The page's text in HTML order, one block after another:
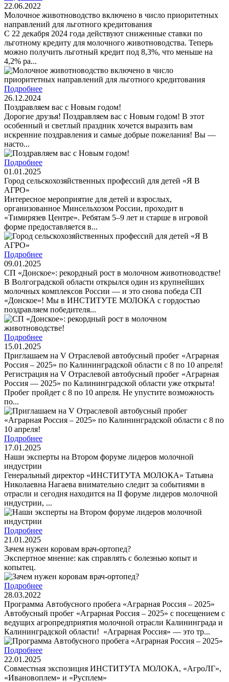
22.06.2022
Молочное животноводство включено в число приоритетных
направлений для льготного кредитования
С 22 декабря 2024 года действуют сниженные ставки по
льготному кредиту для молочного животноводства. Теперь
можно получить льготный кредит под 8,3%, что меньше на
4,2% ра...
Подробнее
26.12.2024
Поздравляем вас с Новым годом!
Дорогие друзья! Поздравляем вас с Новым годом! В этот
особенный и светлый праздник хочется выразить вам
искренние поздравления и самые добрые пожелания! Вы —
насто...
Подробнее
01.01.2025
Город сельскохозяйственных профессий для детей «Я В
АГРО»
Интересное мероприятие для детей и взрослых,
организованное Минсельхозом России, проходит в
«Тимирязев Центре». Ребятам 5–9 лет и старше в игровой
форме предоставляется в...
Подробнее
09.01.2025
СП «Донское»: рекордный рост в молочном животноводстве!
В Волгоградской области открылся один из крупнейших
молочных комплексов России — и это снова победа СП
«Донское»! Мы в ИНСТИТУТЕ МОЛОКА с гордостью
поздравляем победителя...
Подробнее
15.01.2025
Приглашаем на V Отраслевой автобусный пробег «Аграрная
Россия – 2025» по Калининградской области с 8 по 10 апреля!
Регистрация на V Отраслевой автобусный пробег «Аграрная
Россия — 2025» по Калининградской области уже открыта!
Пробег пройдет с 8 по 10 апреля. Не упустите возможность
по...
Подробнее
17.01.2025
Наши эксперты на Втором форуме лидеров молочной
индустрии
Генеральный директор «ИНСТИТУТА МОЛОКА» Татьяна
Николаевна Нагаева внимательно следит за событиями в
отрасли и сегодня находится на II форуме лидеров молочной
индустрии, ...
Подробнее
21.01.2025
Зачем нужен коровам врач-ортопед?
Экспертное мнение: как справлять с болезнью копыт и
копытец.
Подробнее
28.03.2022
Программа Автобусного пробега «Аграрная Россия – 2025»
Автобусный пробег «Аграрная Россия – 2025» с посещением с
ведущих агропредприятия молочной отрасли Калининграда и
Калининградской области! «Аграрная Россия» — это тр...
Подробнее
22.01.2025
Совместная экспозиция ИНСТИТУТА МОЛОКА, «АгроЛГ»,
«Ивановоплем» и «Русплем»